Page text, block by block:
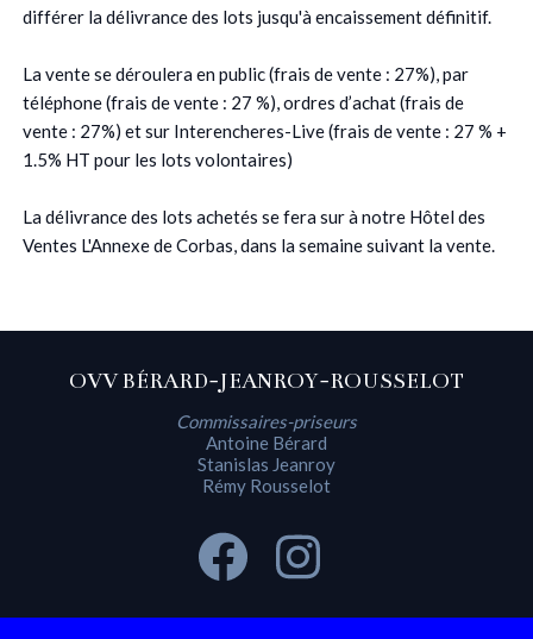
différer la délivrance des lots jusqu'à encaissement définitif.
La vente se déroulera en public (frais de vente : 27%), par
téléphone (frais de vente : 27 %), ordres d’achat (frais de
vente : 27%) et sur Interencheres-Live (frais de vente : 27 % +
1.5% HT pour les lots volontaires)
La délivrance des lots achetés se fera sur à notre Hôtel des
Ventes L'Annexe de Corbas, dans la semaine suivant la vente.
OVV BÉRARD-JEANROY-ROUSSELOT
Commissaires-priseurs
Antoine Bérard
Stanislas Jeanroy
Rémy Rousselot